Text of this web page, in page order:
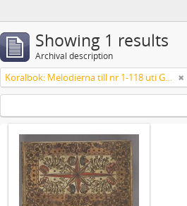
Showing 1 results
Archival description
Koralbok: Melodierna till nr 1-118 uti Gamla Psalmboken, enstämmigt satta